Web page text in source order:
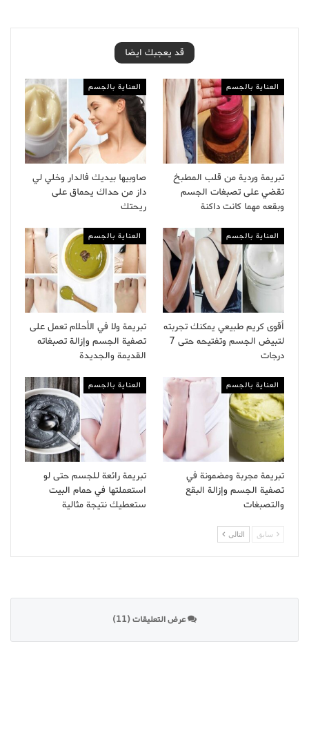
قد يعجبك ايضا
العناية بالجسم
تبريمة وردية من قلب المطبخ
تقضي على تصبغات الجسم
وبقعه مهما كانت داكنة
العناية بالجسم
صاوبيها بيديك فالدار وخلي لي
داز من حداك يحماق على
ريحتك
العناية بالجسم
أقوى كريم طبيعي يمكنك تجربته
لتبيض الجسم وتفتيحه حتى 7
درجات
العناية بالجسم
تبريمة ولا في الأحلام تعمل على
تصفية الجسم وإزالة تصبغاته
القديمة والجديدة
العناية بالجسم
تبريمة مجربة ومضمونة في
تصفية الجسم وإزالة البقع
والتصبغات
العناية بالجسم
تبريمة رائعة للجسم حتى لو
استعملتها في حمام البيت
ستعطيك نتيجة مثالية
سابق التالى
عرض التعليقات (11)